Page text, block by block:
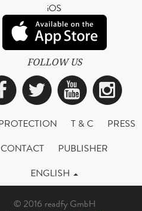
iOS
FOLLOW US
Facebook
Twitter
T & C
PRESS
CONTACT
PUBLISHER
ENGLISH
© 2016 readfy GmbH